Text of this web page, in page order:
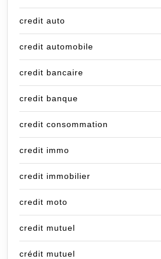
credit auto
credit automobile
credit bancaire
credit banque
credit consommation
credit immo
credit immobilier
credit moto
credit mutuel
crédit mutuel